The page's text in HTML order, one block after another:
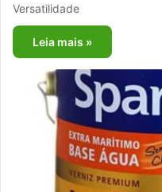
Versatilidade
Leia mais »